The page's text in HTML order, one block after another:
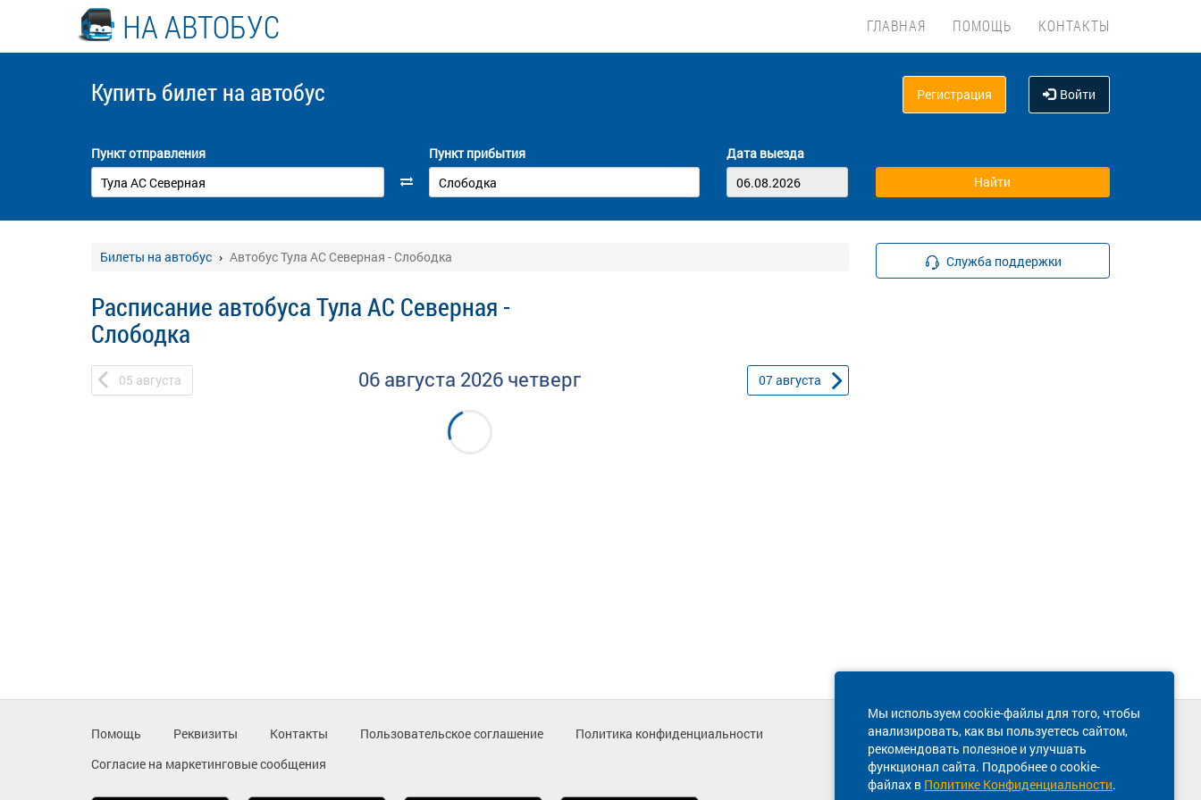
НА АВТОБУС ГЛАВНАЯ ПОМОЩЬ КОНТАКТЫ
Купить билет на автобус Регистрация Войти
Пункт отправления Пункт прибытия Дата выезда
Билеты на автобус Автобус Тула АС Северная - Слободка
Расписание автобуса Тула АС Северная -
Слободка
05 августа 06 августа 2026 четверг 07августа
Служба поддержки
Мы используем cookie-файлы для того, чтобы
анализировать, как вы пользуетесь сайтом,
рекомендовать полезное и улучшать
функционал сайта. Подробнее о cookie-
файлах в Политике Конфиденциальности.
Помощь Реквизиты Контакты Пользовательское соглашение
Политика конфиденциальности
Согласие на маркетинговые сообщения
Техническая поддержка сайта
8 800 600-03-38